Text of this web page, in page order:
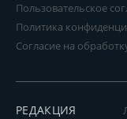
Пользовательское
Политика
Согласие на
РЕДАКЦИЯ